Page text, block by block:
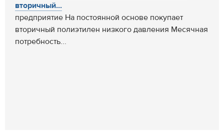
вторичный...
предприятие На постоянной основе покупает
вторичный полиэтилен низкого давления Месячная
потребность...